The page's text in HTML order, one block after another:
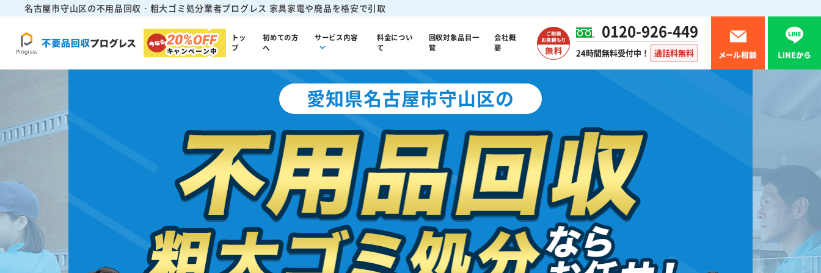
名古屋市守山区の不用品回収・粗大ゴミ処分業者プログレス 家具家電や廃品を格安で引取
20%OFF
キャンペーン中
トッ
プ
初めての方
へ
サービス内容
料金につい
て
回収対象品目一
覧
会社概
要
0120-926-449
24時間無料受付中！ 通話料無料
愛知県名古屋市守山区の